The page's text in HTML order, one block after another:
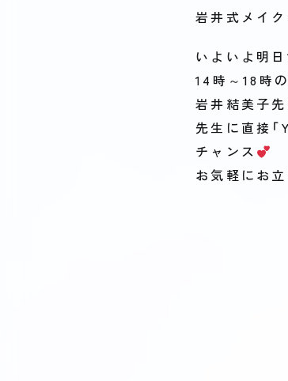
岩井式メイ
いよいよ明
14時～18時
岩井結美子
先生に直接「
チャンス
お気軽にお